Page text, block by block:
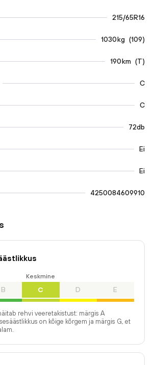
215/65R16
1030kg (109)
190km (T)
C
C
72db
Ei
Ei
4250084609910
B
Keskmine
C D E
rehvi veeretakistust: märgis A
on kõige kõrgem ja märgis G, et